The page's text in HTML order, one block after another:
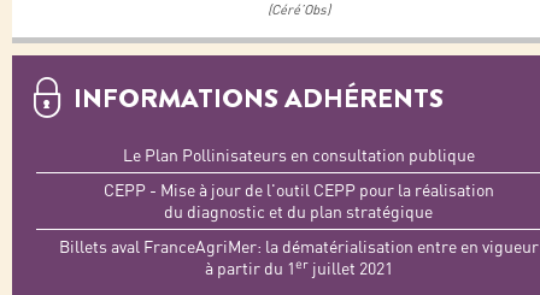
(Céré’Obs)
INFORMATIONS ADHÉRENTS
Le Plan Pollinisateurs en consultation publique
CEPP - Mise à jour de l'outil CEPP pour la réalisation
du diagnostic et du plan stratégique
Billets aval FranceAgriMer: la dématérialisation entre en vigueur
à partir du 1erjuillet 2021